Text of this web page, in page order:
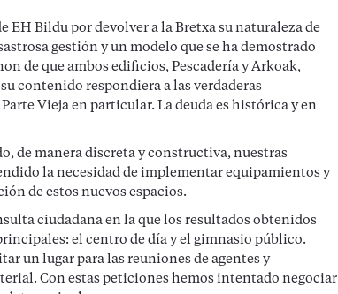
EH Bildu por devolver a la Bretxa su naturaleza de
gestión y un modelo que se ha demostrado
de que ambos edificios, Pescadería y Arkoak,
contenido respondiera a las verdaderas
Vieja en particular. La deuda es histórica y en
de manera discreta y constructiva, nuestras
la necesidad de implementar equipamientos y
de estos nuevos espacios.
ciudadana en la que los resultados obtenidos
el centro de día y el gimnasio público.
un lugar para las reuniones de agentes y
Con estas peticiones hemos intentado negociar